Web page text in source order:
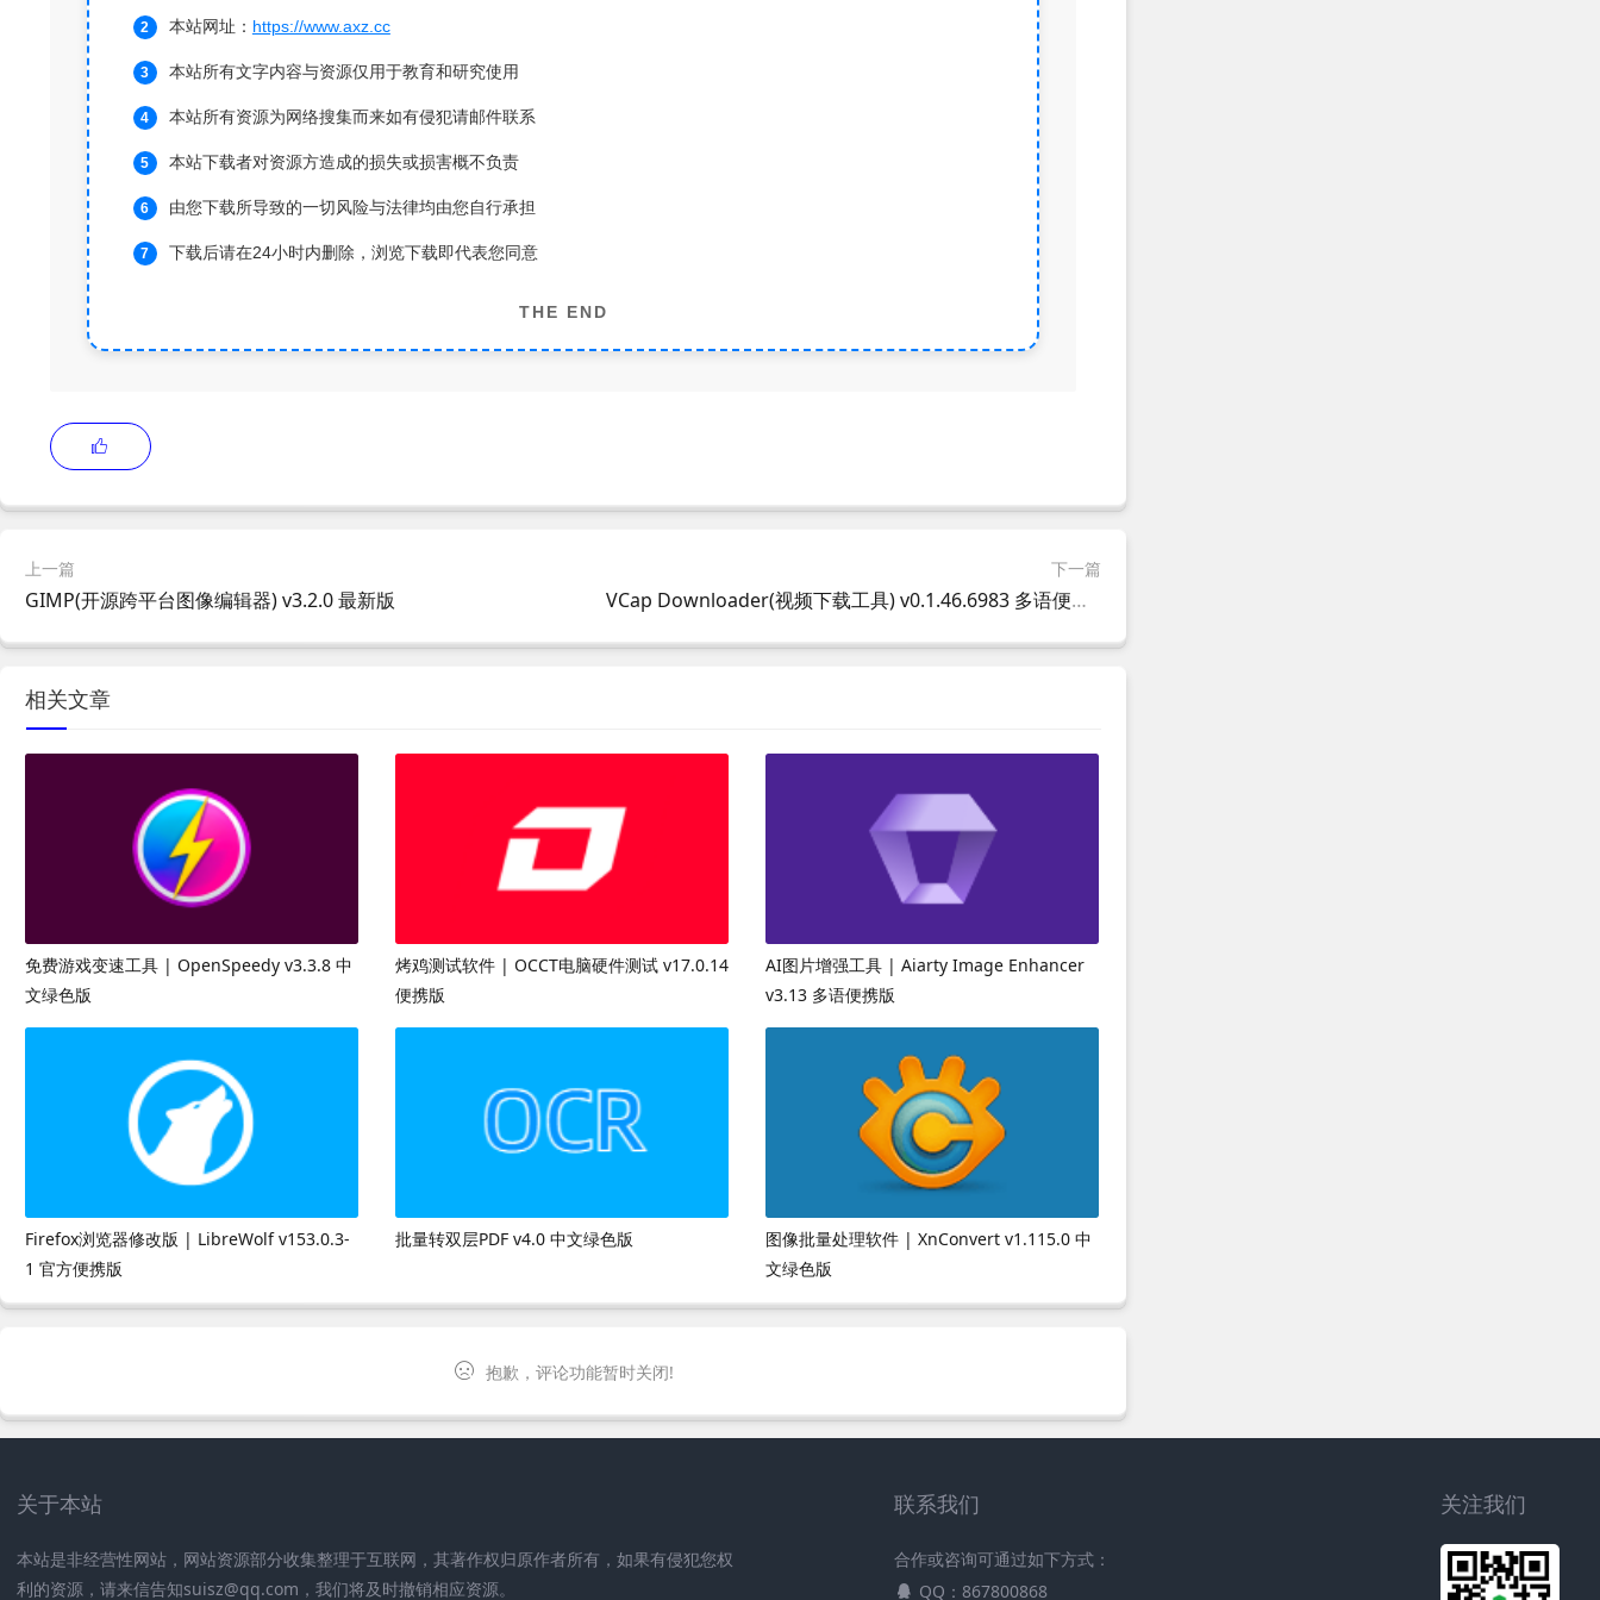
本站网址： https://www.axz.cc
本站所有文字内容与资源仅用于教育和研究使用
本站所有资源为网络搜集而来如有侵犯请邮件联系
本站下载者对资源方造成的损失或损害概不负责
由您下载所导致的一切风险与法律均由您自行承担
下载后请在24小时内删除，浏览下载即代表您同意
THE END
上一篇
GIMP(开源跨平台图像编辑器) v3.2.0 最新版
下一篇
VCap Downloader(视频下载工具) v0.1.46.6983 多语便携版
相关文章
免费游戏变速工具 | OpenSpeedy v3.3.8 中
文绿色版
烤鸡测试软件 | OCCT电脑硬件测试 v17.0.14
便携版
AI图片增强工具 | Aiarty Image Enhancer
v3.13 多语便携版
Firefox浏览器修改版 | LibreWolf v153.0.3-
1 官方便携版
批量转双层PDF v4.0 中文绿色版
图像批量处理软件 | XnConvert v1.115.0 中
文绿色版
抱歉，评论功能暂时关闭!
关于本站
本站是非经营性网站，网站资源部分收集整理于互联网，其著作权归原作者所有，如果有侵犯您权
利的资源，请来信告知suisz@qq.com，我们将及时撤销相应资源。
联系我们
合作或咨询可通过如下方式：
QQ：867800868
关注我们